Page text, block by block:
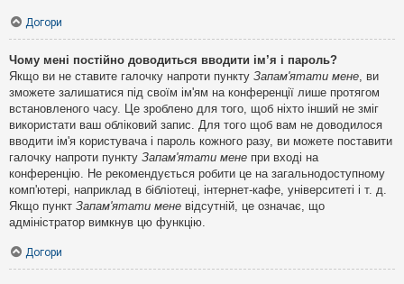
Догори
Чому мені постійно доводиться вводити ім’я і пароль?
Якщо ви не ставите галочку напроти пункту Запам'ятати мене , ви
зможете залишатися під своїм ім'ям на конференції лише протягом
встановленого часу. Це зроблено для того, щоб ніхто інший не зміг
використати ваш обліковий запис. Для того щоб вам не доводилося
вводити ім'я користувача і пароль кожного разу, ви можете поставити
галочку напроти пункту Запам'ятати мене при вході на
конференцію. Не рекомендується робити це на загальнодоступному
комп'ютері, наприклад в бібліотеці, інтернет-кафе, університеті і т. д.
Якщо пункт Запам'ятати мене відсутній, це означає, що
адміністратор вимкнув цю функцію.
Догори